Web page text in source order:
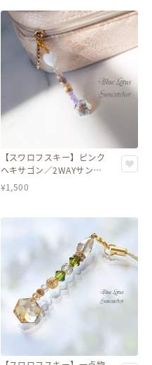
【スワロフスキー】ピンク
ヘキサゴン／2WAYサンキ
ャッチャーストラップ・チ
ャーム
¥1,500